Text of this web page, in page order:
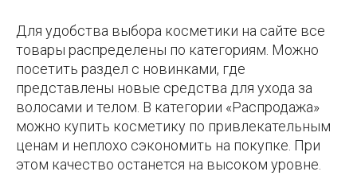
Для удобства выбора косметики на сайте все
товары распределены по категориям. Можно
посетить раздел с новинками, где
представлены новые средства для ухода за
волосами и телом. В категории «Распродажа»
можно купить косметику по привлекательным
ценам и неплохо сэкономить на покупке. При
этом качество останется на высоком уровне.